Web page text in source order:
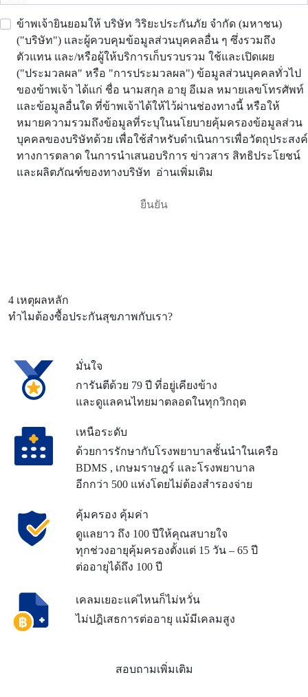
ข้าพเจ้ายินยอมให้ บริษัท วิริยะประกันภัย จำกัด (มหาชน)
("บริษัท") และผู้ควบคุมข้อมูลส่วนบุคคลอื่น ๆ ซึ่งรวมถึง
ตัวแทน และ/หรือผู้ให้บริการเก็บรวบรวม ใช้และเปิดเผย
("ประมวลผล" หรือ "การประมวลผล") ข้อมูลส่วนบุคคลทั่วไป
ของข้าพเจ้า ได้แก่ ชื่อ นามสกุล อายุ อีเมล หมายเลขโทรศัพท์
และข้อมูลอื่นใด ที่ข้าพเจ้าได้ให้ไว้ผ่านช่องทางนี้ หรือให้
หมายความรวมถึงข้อมูลที่ระบุในนโยบายคุ้มครองข้อมูลส่วน
บุคคลของบริษัทด้วย เพื่อใช้สำหรับดำเนินการเพื่อวัตถุประสงค์
ทางการตลาด ในการนำเสนอบริการ ข่าวสาร สิทธิประโยชน์
และผลิตภัณฑ์ของทางบริษัท อ่านเพิ่มเติม
4 เหตุผลหลัก
ทำไมต้องซื้อประกันสุขภาพกับเรา?
มั่นใจ
การันตีด้วย 79 ปี ที่อยู่เคียงข้าง
และดูแลคนไทยมาตลอดในทุกวิกฤต
เหนือระดับ
ด้วยการรักษากับโรงพยาบาลชั้นนำในเครือ
BDMS , เกษมราษฎร์ และโรงพยาบาล
อีกกว่า 500 แห่งโดยไม่ต้องสำรองจ่าย
คุ้มครอง คุ้มค่า
ดูแลยาว ถึง 100 ปีให้คุณสบายใจ
ทุกช่วงอายุคุ้มครองตั้งแต่ 15 วัน – 65 ปี
ต่ออายุได้ถึง 100 ปี
เคลมเยอะแค่ไหนก็ไม่หวั่น
ไม่ปฎิเสธการต่ออายุ แม้มีเคลมสูง
สอบถามเพิ่มเติม